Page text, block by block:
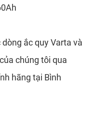
ắc quy Varta và
chúng tôi qua
hãng tại Bình